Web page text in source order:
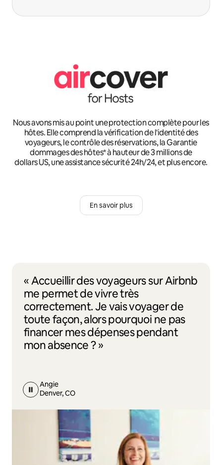
Nous avons mis au point une protection complète pour les
hôtes. Elle comprend la vérification de l'identité des
voyageurs, le contrôle des réservations, la Garantie
dommages des hôtes* à hauteur de 3 millions de
dollars US, une assistance sécurité 24h/24, et plus encore.
En savoir plus
« Accueillir des voyageurs sur Airbnb
me permet de vivre très
correctement. Je vais voyager de
toute façon, alors pourquoi ne pas
financer mes dépenses pendant
mon absence ? »
Angie
Denver, CO